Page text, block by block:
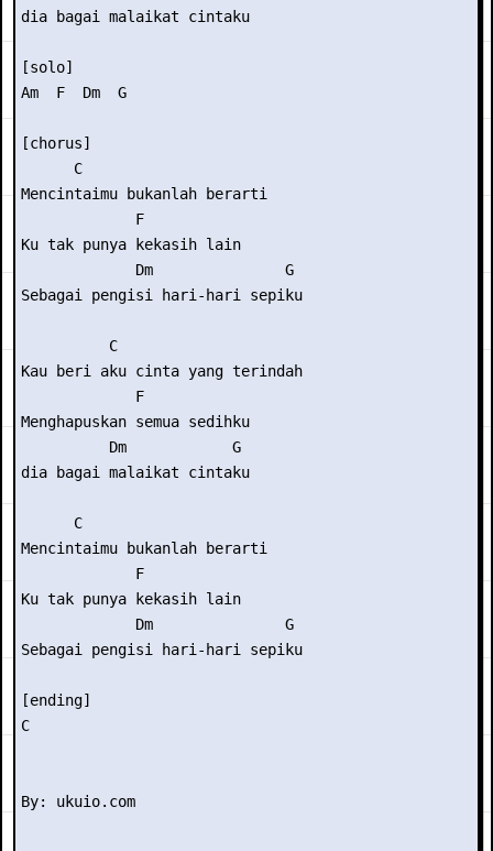
dia bagai malaikat cintaku
[solo]
Am  F  Dm  G
[chorus]
      C
Mencintaimu bukanlah berarti
             F
Ku tak punya kekasih lain
             Dm               G
Sebagai pengisi hari-hari sepiku
          C
Kau beri aku cinta yang terindah
             F
Menghapuskan semua sedihku
          Dm            G
dia bagai malaikat cintaku
      C
Mencintaimu bukanlah berarti
             F
Ku tak punya kekasih lain
             Dm               G
Sebagai pengisi hari-hari sepiku
[ending]
C